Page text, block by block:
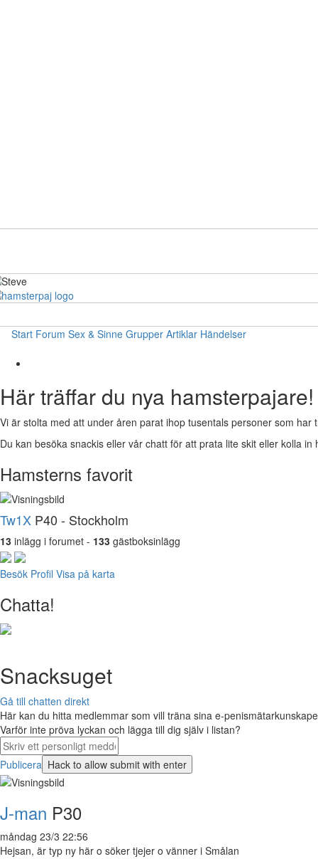
Start Forum Sex & Sinne Grupper Artiklar Händelser
Här träffar du nya hamsterpajare!
Vi är stolta med att under åren parat ihop tusentals personer som har
Du kan besöka snackis eller vår chatt för att prata lite skit eller kolla
Hamsterns favorit
Tw1X P40 - Stockholm
13 inlägg i forumet - 133 gästboksinlägg
Besök Profil Visa på karta
Chatta!
Snacksuget
Gå till chatten direkt
Här kan du hitta medlemmar som vill träna sina e-
Varför inte pröva lyckan och lägga till dig själv i listan?
Publicera
J-man P30
måndag 23/3 22:56
Hejsan, är typ ny här o söker tjejer o vänner i Smålan